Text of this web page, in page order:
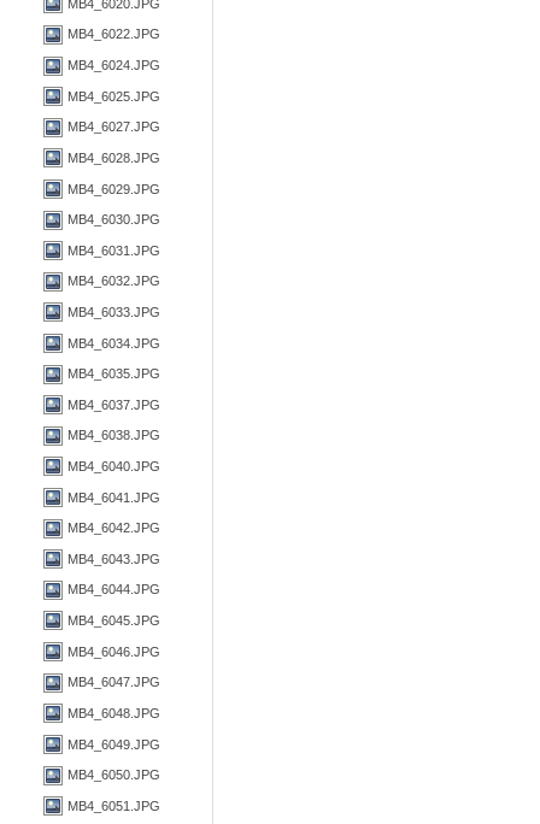
MB4_6020.JPG
MB4_6022.JPG
MB4_6024.JPG
MB4_6025.JPG
MB4_6027.JPG
MB4_6028.JPG
MB4_6029.JPG
MB4_6030.JPG
MB4_6031.JPG
MB4_6032.JPG
MB4_6033.JPG
MB4_6034.JPG
MB4_6035.JPG
MB4_6037.JPG
MB4_6038.JPG
MB4_6040.JPG
MB4_6041.JPG
MB4_6042.JPG
MB4_6043.JPG
MB4_6044.JPG
MB4_6045.JPG
MB4_6046.JPG
MB4_6047.JPG
MB4_6048.JPG
MB4_6049.JPG
MB4_6050.JPG
MB4_6051.JPG